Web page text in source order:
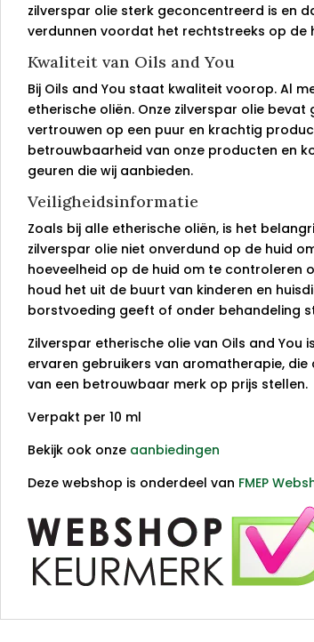
zilverspar olie sterk geconcentreerd is en
verdunnen voordat het rechtstreeks op
Kwaliteit van Oils and You
Bij Oils and You staat kwaliteit voorop. Al
etherische oliën. Onze zilverspar olie
vertrouwen op een puur en krachtig
betrouwbaarheid van onze producten en
geuren die wij aanbieden.
Veiligheidsinformatie
Zoals bij alle etherische oliën, is het
zilverspar olie niet onverdund op de huid
hoeveelheid op de huid om te controleren
houd het uit de buurt van kinderen en
borstvoeding geeft of onder behandeling
Zilverspar etherische olie van Oils and
ervaren gebruikers van aromatherapie,
van een betrouwbaar merk op prijs stellen.
Verpakt per 10 ml
Bekijk ook onze aanbiedingen
Deze webshop is onderdeel van FMEP